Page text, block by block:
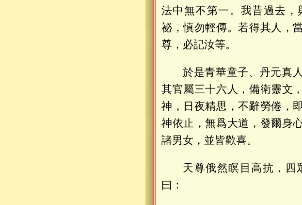
法中無不第一。我昔過去
祕，慎勿輕傳。若得其人，
尊，必記汝等。
於是青華童子、丹元真
其官屬三十六人，備衛靈文
神，日夜精思，不辭勞倦，
神依止，無爲大道，發爾身
諸男女，並皆歡喜。
天尊俄然瞑目高抗，四
曰：